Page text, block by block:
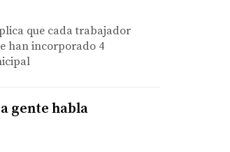
que cada trabajador
han incorporado 4
gente habla